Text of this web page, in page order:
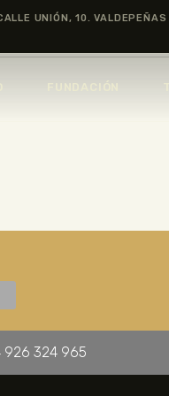
UNIÓN, 10.
926 324 965